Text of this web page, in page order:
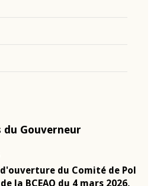
Gouverneur
du Comité de Politique
du 4 mars 2026,